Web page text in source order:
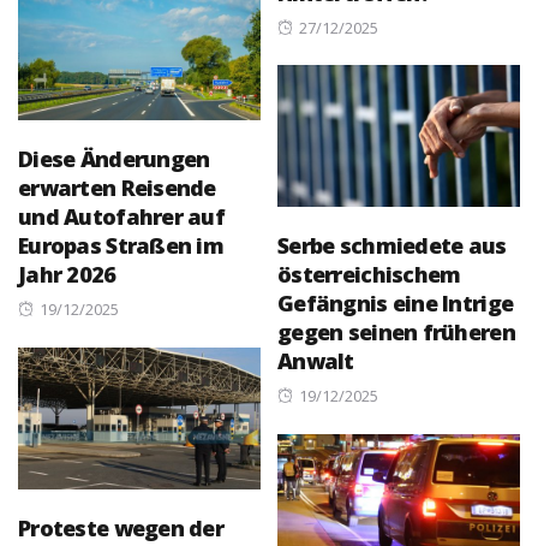
Posted
27/12/2025
Diese Änderungen
erwarten Reisende
und Autofahrer auf
Europas Straßen im
Jahr 2026
Posted
19/12/2025
Serbe schmiedete aus
österreichischem
Gefängnis eine Intrige
gegen seinen früheren
Anwalt
Posted
19/12/2025
Proteste wegen der